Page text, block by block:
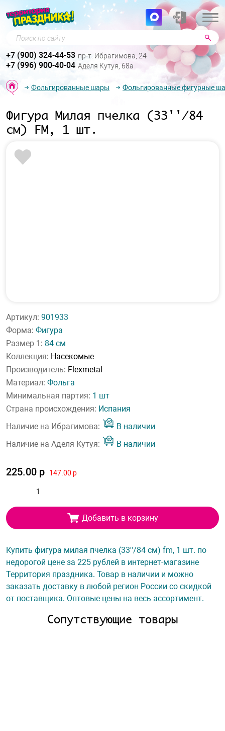
Поиск по сайту
+7 (900) 324-44-53 пр-т. Ибрагимова, 24
+7 (996) 900-40-04 Аделя Кутуя, 68а
Фольгированные шары Фольгированные фигурные
Фигура Милая пчелка (33''/84
см) FM, 1 шт.
Артикул: 901933
Форма: Фигура
Размер 1: 84 см
Коллекция: Насекомые
Производитель: Flexmetal
Материал: Фольга
Минимальная партия: 1 шт
Страна происхождения: Испания
Наличие на Ибрагимова:
В наличии
Наличие на Аделя Кутуя:
В наличии
225.00 р 147.00 р
Добавить в корзину
Купить фигура милая пчелка (33''/84 см) fm, 1 шт. по
недорогой цене за 225 рублей в интернет-магазине
Территория праздника. Товар в наличии и можно
заказать доставку в любой регион России со скидкой
от поставщика. Оптовые цены на весь ассортимент.
Сопутствующие товары